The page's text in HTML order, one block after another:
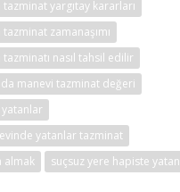
tazminat yargıtay kararları
zamanaşımı
nasıl tahsil edilir
manevi tazminat değeri
yatanlar
yatanlar tazminat
almak
suçsuz yere hapiste